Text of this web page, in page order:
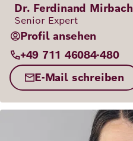
Dr. Ferdinand Mirbach
Senior Expert
Profil ansehen
+49 711 46084-480
E-Mail schreiben